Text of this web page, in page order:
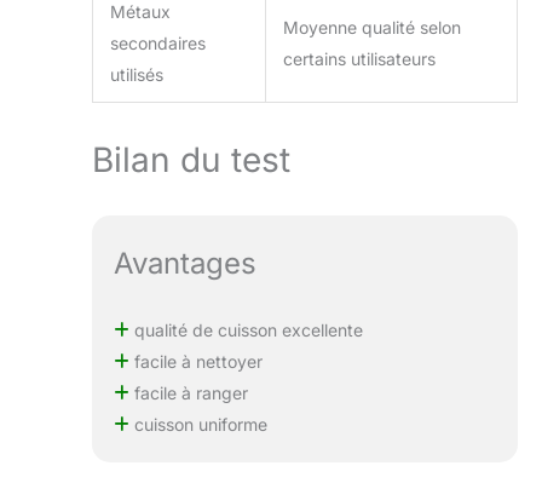
Métaux
secondaires
utilisés
Moyenne qualité selon
certains utilisateurs
Bilan du test
Avantages
qualité de cuisson excellente
facile à nettoyer
facile à ranger
cuisson uniforme